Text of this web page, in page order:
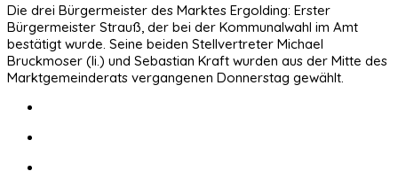
Die drei Bürgermeister des Marktes Ergolding: Erster
Bürgermeister Strauß, der bei der Kommunalwahl im Amt
bestätigt wurde. Seine beiden Stellvertreter Michael
Bruckmoser (li.) und Sebastian Kraft wurden aus der Mitte des
Marktgemeinderats vergangenen Donnerstag gewählt.